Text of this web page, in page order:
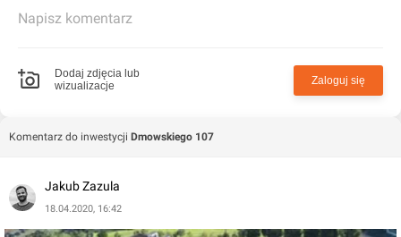
Napisz komentarz
Dodaj zdjęcia lub
wizualizacje
Zaloguj się
Komentarz do inwestycji Dmowskiego 107
Jakub Zazula
18.04.2020, 16:42